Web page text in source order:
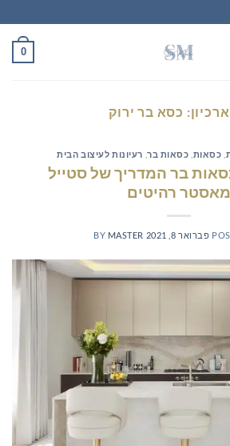
0
כסא בר ירוק
כסאות כסאות בר, רעיונות לעיצוב הבית
בר המדריך של סטייל
מאסטר רהיטים
פברואר 8, 2021 BY MASTER